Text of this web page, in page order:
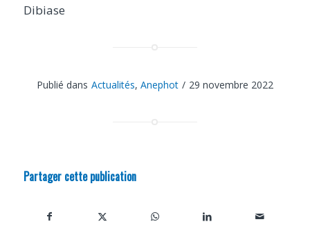
Dibiase
Publié dans Actualités, Anephot / 29 novembre 2022
Partager cette publication